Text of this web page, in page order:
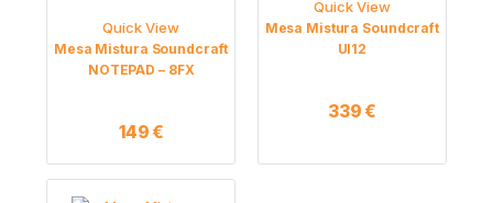
Quick View
Mesa Mistura Soundcraft
NOTEPAD – 8FX
149€
Quick View
Mesa Mistura Soundcraft
UI12
339€